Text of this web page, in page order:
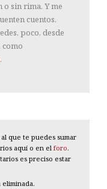
o sin rima. Y me
cuentos.
poco, desde
como
.
que te puedes sumar
aquí o en el foro.
es preciso estar